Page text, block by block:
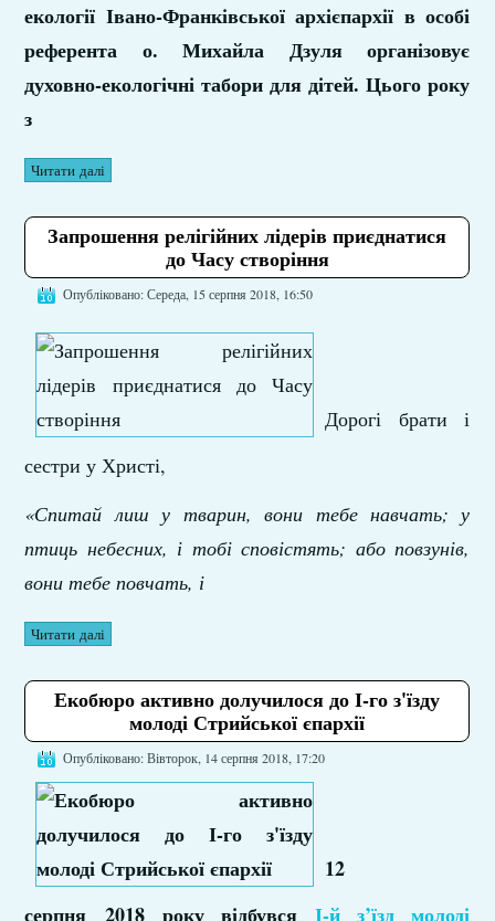
екології Івано-Франківської архієпархії в особі
референта о. Михайла Дзуля організовує
духовно-екологічні табори для дітей. Цього року
з
Читати далі
Запрошення релігійних лідерів приєднатися
до Часу створіння
Опубліковано: Середа, 15 серпня 2018, 16:50
Дорогі брати і
сестри у Христі,
«Спитай лиш у тварин, вони тебе навчать; у
птиць небесних, і тобі сповістять; або повзунів,
вони тебе повчать, і
Читати далі
Екобюро активно долучилося до І-го з'їзду
молоді Стрийської єпархії
Опубліковано: Вівторок, 14 серпня 2018, 17:20
12
серпня 2018 року відбувся І-й з’їзд молоді